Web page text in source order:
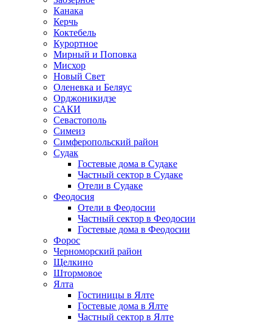
Канака
Керчь
Коктебель
Курортное
Мирный и Поповка
Мисхор
Новый Свет
Оленевка и Беляус
Орджоникидзе
САКИ
Севастополь
Симеиз
Симферопольский район
Судак
Гостевые дома в Судаке
Частный сектор в Судаке
Отели в Судаке
Феодосия
Отели в Феодосии
Частный сектор в Феодосии
Гостевые дома в Феодосии
Форос
Черноморский район
Щелкино
Штормовое
Ялта
Гостиницы в Ялте
Гостевые дома в Ялте
Частный сектор в Ялте